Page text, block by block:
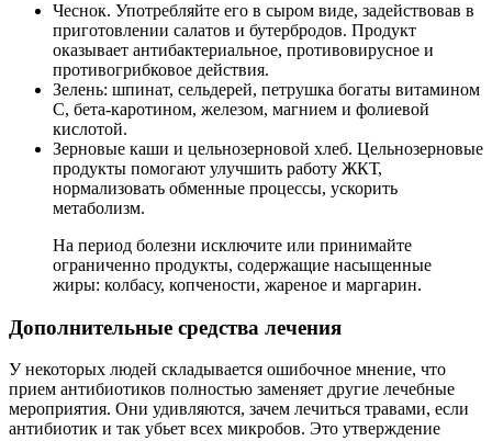
Чеснок. Употребляйте его в сыром виде, задействовав в
приготовлении салатов и бутербродов. Продукт
оказывает антибактериальное, противовирусное и
противогрибковое действия.
Зелень: шпинат, сельдерей, петрушка богаты витамином
С, бета-каротином, железом, магнием и фолиевой
кислотой.
Зерновые каши и цельнозерновой хлеб. Цельнозерновые
продукты помогают улучшить работу ЖКТ,
нормализовать обменные процессы, ускорить
метаболизм.
На период болезни исключите или принимайте
ограниченно продукты, содержащие насыщенные
жиры: колбасу, копчености, жареное и маргарин.
Дополнительные средства лечения
У некоторых людей складывается ошибочное мнение, что
прием антибиотиков полностью заменяет другие лечебные
мероприятия. Они удивляются, зачем лечиться травами, если
антибиотик и так убьет всех микробов. Это утверждение